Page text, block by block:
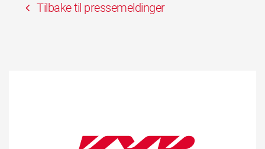
Tilbake til pressemeldinger